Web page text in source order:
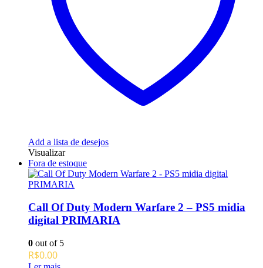
Add a lista de desejos
Visualizar
Fora de estoque
Call Of Duty Modern Warfare 2 – PS5 midia
digital PRIMARIA
0 out of 5
R$0.00